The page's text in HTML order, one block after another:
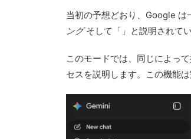
当初の予想どおり、Google
ングそして「」と説明されてい
このモードでは、同じによっ
セスを説明します。この機能